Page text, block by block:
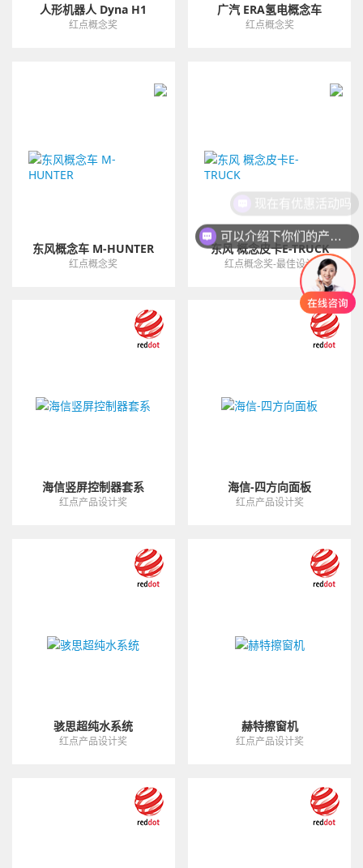
人形机器人 Dyna H1
红点概念奖
广汽 ERA氢电概念车
红点概念奖
东风概念车 M-HUNTER
红点概念奖
东风 概念皮卡E-TRUCK
红点概念奖-最佳设计
海信竖屏控制器套系
红点产品设计奖
海信-四方向面板
红点产品设计奖
骇思超纯水系统
红点产品设计奖
赫特擦窗机
红点产品设计奖
现在有优惠活动吗